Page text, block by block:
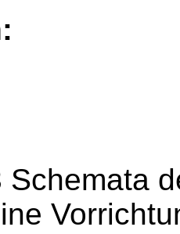
Schemata